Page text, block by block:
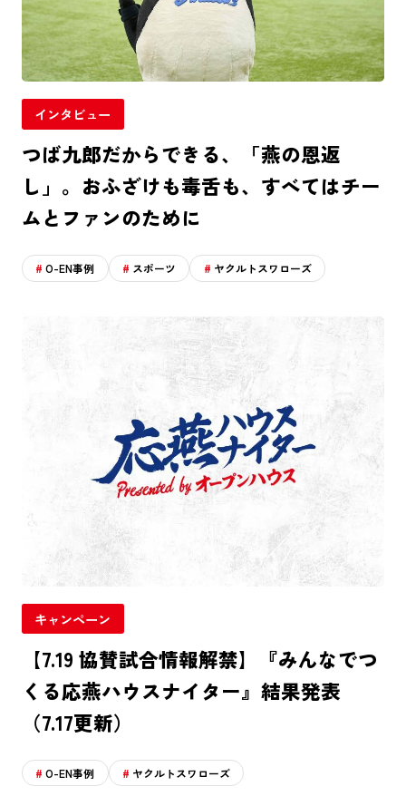
インタビュー
つば九郎だからできる、「燕の恩返
し」。おふざけも毒舌も、すべてはチー
ムとファンのために
O-EN事例 スポーツ ヤクルトスワローズ
キャンペーン
【7.19 協賛試合情報解禁】『みんなでつ
くる応燕ハウスナイター』結果発表
（7.17更新）
O-EN事例 ヤクルトスワローズ